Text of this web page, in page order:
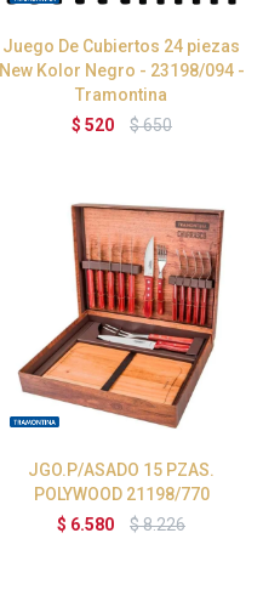
Juego De Cubiertos 24 piezas
New Kolor Negro - 23198/094 -
Tramontina
$ 520 $650
JGO.P/ASADO 15 PZAS.
POLYWOOD 21198/770
$ 6.580 $8.226